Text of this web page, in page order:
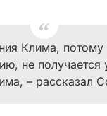
Клима, потому
не получается
– рассказал